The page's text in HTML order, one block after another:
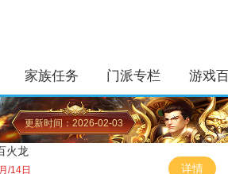
家族任务 门派专栏 游戏
更新时间：2026-02-03
火龙
/14日
详情